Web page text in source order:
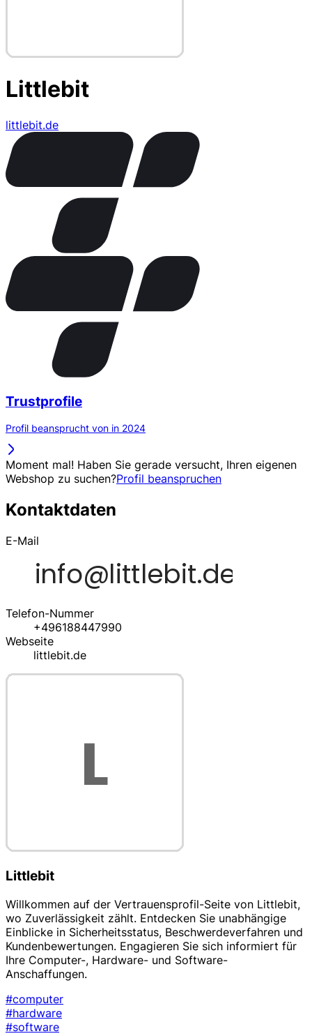
Littlebit
littlebit.de
Trustprofile
Profil beansprucht von in 2024
Moment mal! Haben Sie gerade versucht, Ihren eigenen
Webshop zu suchen?Profil beanspruchen
Kontaktdaten
E-Mail
Telefon-Nummer
+496188447990
Webseite
littlebit.de
Littlebit
Willkommen auf der Vertrauensprofil-Seite von Littlebit,
wo Zuverlässigkeit zählt. Entdecken Sie unabhängige
Einblicke in Sicherheitsstatus, Beschwerdeverfahren und
Kundenbewertungen. Engagieren Sie sich informiert für
Ihre Computer-, Hardware- und Software-
Anschaffungen.
#computer
#hardware
#software